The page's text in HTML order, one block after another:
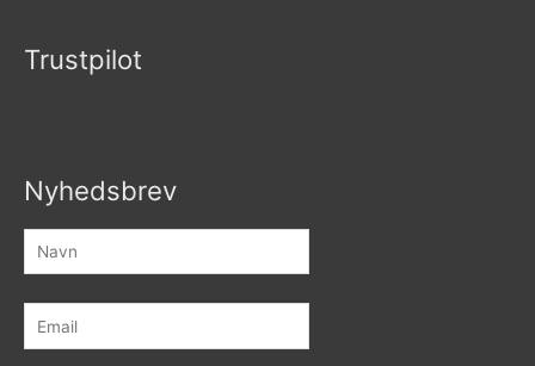
Trustpilot
Nyhedsbrev